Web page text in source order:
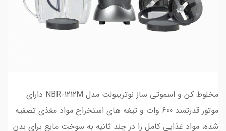
مخلوط کن و اسموتی ساز نوتریبولت مدل NBR-1212M دارای
موتور قدرتمند 600 وات و تیغه های استخراج مواد مغذی تصفیه
شده، مواد غذایی کامل را در چند ثانیه به سوخت مایع برای بدن